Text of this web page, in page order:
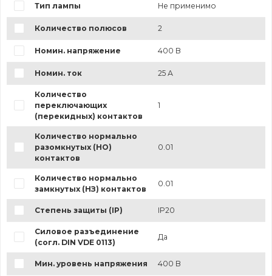
Тип лампы Не применимо
Количество полюсов 2
Номин. напряжение 400 В
Номин. ток 25 А
Количество
переключающих
(перекидных) контактов
1
Количество нормально
разомкнутых (НО)
контактов
0.01
Количество нормально
замкнутых (НЗ) контактов
0.01
Степень защиты (IP) IP20
Силовое разъединение
(согл. DIN VDE 0113)
Да
Мин. уровень напряжения 400 В